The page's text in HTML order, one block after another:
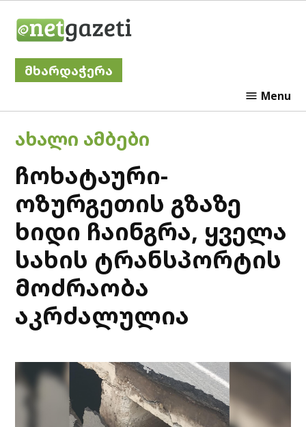
მხარდაჭერა
Menu
POSTED
IN
ᲐᲮᲐᲚᲘ ᲐᲛᲑᲔᲑᲘ
ჩოხატაური-
ოზურგეთის გზაზე
ხიდი ჩაინგრა, ყველა
სახის ტრანსპორტის
მოძრაობა
აკრძალულია